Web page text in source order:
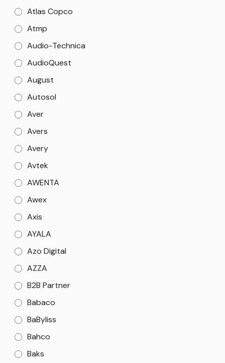
Atlas Copco
Atmp
Audio-Technica
AudioQuest
August
Autosol
Aver
Avers
Avery
Avtek
AWENTA
Awex
Axis
AYALA
Azo Digital
AZZA
B2B Partner
Babaco
BaByliss
Bahco
Baks